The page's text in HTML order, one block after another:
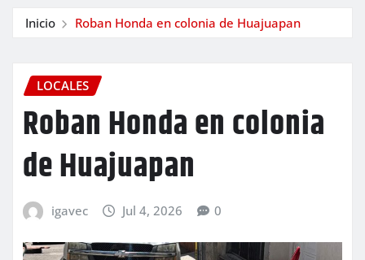
Inicio Roban Honda en colonia de Huajuapan
LOCALES
Roban Honda en colonia
de Huajuapan
igavec Jul 4, 2026 0